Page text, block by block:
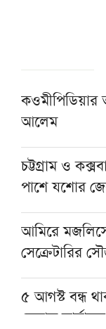
‘ইমাম-খতিব
সমাজ গঠনের
গণভোটের রায়
থাকব: আমিরে
সফলভাবে
নুসূস’ কোর্স ও
কওমীপিডিয়ার
আলেম
চট্টগ্রাম ও
পাশে যশোর
আমিরে
সেক্রেটারির
৫ আগস্ট বন্ধ
বেফাক কার্যালয়